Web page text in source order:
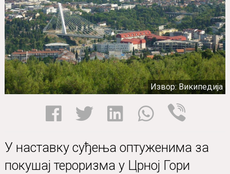
Извор: Википедија
У наставку суђења оптуженима за
покушај тероризма у Црној Гори